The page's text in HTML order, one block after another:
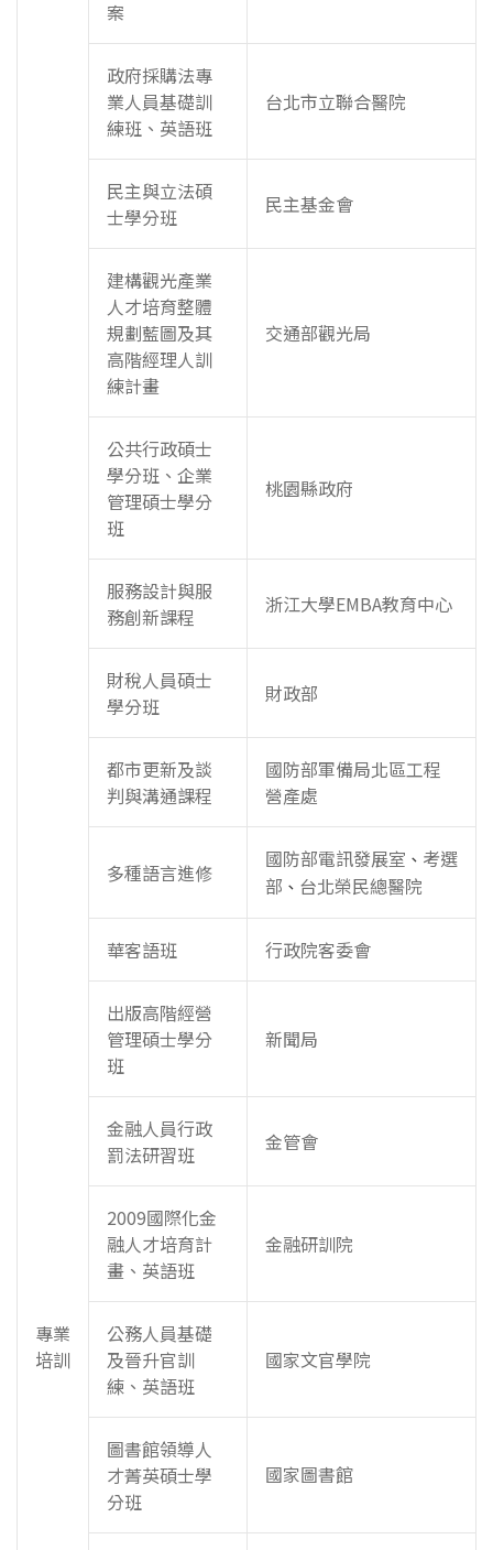
專業
培訓
案
政府採購法專
業人員基礎訓
練班、英語班
台北市立聯合醫院
民主與立法碩
士學分班
民主基金會
建構觀光產業
人才培育整體
規劃藍圖及其
高階經理人訓
練計畫
交通部觀光局
公共行政碩士
學分班、企業
管理碩士學分
班
桃園縣政府
服務設計與服
務創新課程
浙江大學EMBA教育中心
財稅人員碩士
學分班
財政部
都市更新及談
判與溝通課程
國防部軍備局北區工程
營產處
多種語言進修
國防部電訊發展室 、 考選
部 、 台北榮民總醫院
華客語班 行政院客委會
出版高階經營
管理碩士學分
班
新聞局
金融人員行政
罰法研習班
金管會
2009國際化金
融人才培育計
畫、英語班
金融研訓院
公務人員基礎
及晉升官訓
練、英語班
國家文官學院
圖書館領導人
才菁英碩士學
分班
國家圖書館